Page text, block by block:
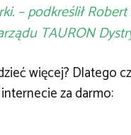
– podkreślił
TAURON
więcej? Dlatego
za darmo: